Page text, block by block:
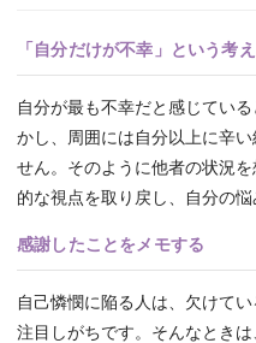
「自分だけが不幸」という考
自分が最も不幸だと感じてい
かし、周囲には自分以上に辛
せん。そのように他者の状況
的な視点を取り戻し、自分の悩
感謝したことをメモする
自己憐憫に陥る人は、欠けて
注目しがちです。そんなとき